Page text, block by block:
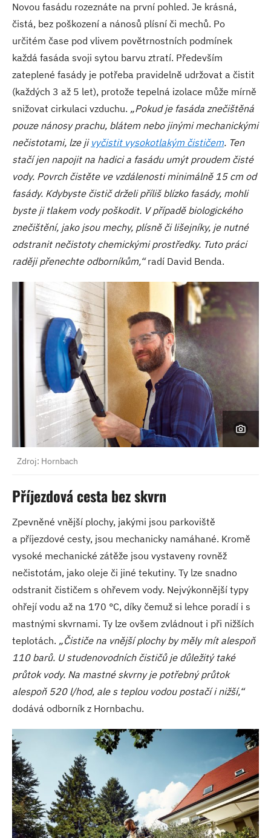
Novou fasádu rozeznáte na první pohled. Je krásná,
čistá, bez poškození a nánosů plísní či mechů. Po
určitém čase pod vlivem povětrnostních podmínek
každá fasáda svoji sytou barvu ztratí. Především
zateplené fasády je potřeba pravidelně udržovat a čistit
(každých 3 až 5 let), protože tepelná izolace může mírně
snižovat cirkulaci vzduchu. „Pokud je fasáda znečištěná
pouze nánosy prachu, blátem nebo jinými mechanickými
nečistotami, lze ji vyčistit vysokotlakým čističem. Ten
stačí jen napojit na hadici a fasádu umýt proudem čisté
vody. Povrch čistěte ve vzdálenosti minimálně 15 cm od
fasády. Kdybyste čistič drželi příliš blízko fasády, mohli
byste ji tlakem vody poškodit. V případě biologického
znečištění, jako jsou mechy, plísně či lišejníky, je nutné
odstranit nečistoty chemickými prostředky. Tuto práci
raději přenechte odborníkům,“radí David Benda.
Zdroj: Hornbach
Příjezdová cesta bez skvrn
Zpevněné vnější plochy, jakými jsou parkoviště
a příjezdové cesty, jsou mechanicky namáhané. Kromě
vysoké mechanické zátěže jsou vystaveny rovněž
nečistotám, jako oleje či jiné tekutiny. Ty lze snadno
odstranit čističem s ohřevem vody. Nejvýkonnější typy
ohřejí vodu až na 170 °C, díky čemuž si lehce poradí i s
mastnými skvrnami. Ty lze ovšem zvládnout i při nižších
teplotách. „Čističe na vnější plochy by měly mít alespoň
110 barů. U studenovodních čističů je důležitý také
průtok vody. Na mastné skvrny je potřebný průtok
alespoň 520 l/hod, ale s teplou vodou postačí i nižší,“
dodává odborník z Hornbachu.